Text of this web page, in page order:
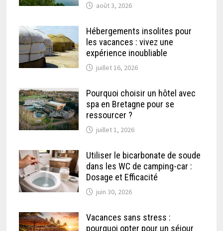
août 3, 2026
Hébergements insolites pour
les vacances : vivez une
expérience inoubliable
juillet 16, 2026
Pourquoi choisir un hôtel avec
spa en Bretagne pour se
ressourcer ?
juillet 1, 2026
Utiliser le bicarbonate de soude
dans les WC de camping-car :
Dosage et Efficacité
juin 30, 2026
Vacances sans stress :
pourquoi opter pour un séjour